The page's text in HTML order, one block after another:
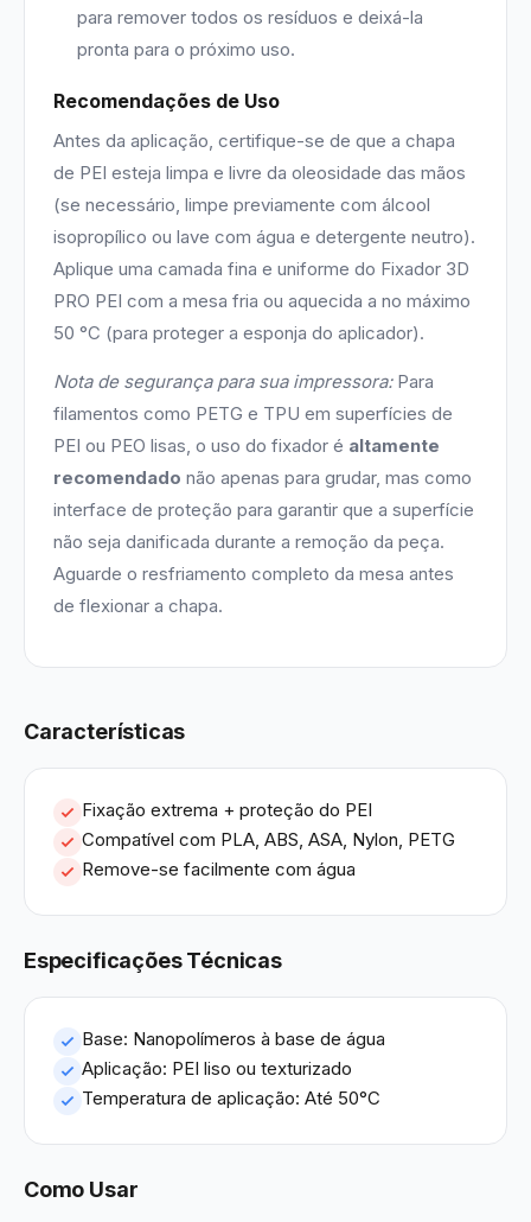
para remover todos os resíduos e deixá-la
pronta para o próximo uso.
Recomendações de Uso
Antes da aplicação, certifique-se de que a chapa
de PEI esteja limpa e livre da oleosidade das mãos
(se necessário, limpe previamente com álcool
isopropílico ou lave com água e detergente neutro).
Aplique uma camada fina e uniforme do Fixador 3D
PRO PEI com a mesa fria ou aquecida a no máximo
50 °C (para proteger a esponja do aplicador).
Nota de segurança para sua impressora:Para
filamentos como PETG e TPU em superfícies de
PEI ou PEO lisas, o uso do fixador é altamente
recomendado não apenas para grudar, mas como
interface de proteção para garantir que a superfície
não seja danificada durante a remoção da peça.
Aguarde o resfriamento completo da mesa antes
de flexionar a chapa.
Características
Fixação extrema + proteção do PEI
Compatível com PLA, ABS, ASA, Nylon, PETG
Remove-se facilmente com água
Especificações Técnicas
Base: Nanopolímeros à base de água
Aplicação: PEI liso ou texturizado
Temperatura de aplicação: Até 50°C
Como Usar